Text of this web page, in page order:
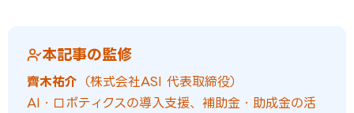
本記事の監修
齊木祐介 （株式会社ASI 代表取締役）
AI・ロボティクスの導入支援、補助金・助成金の活